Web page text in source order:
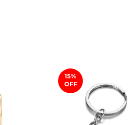
15%
OFF